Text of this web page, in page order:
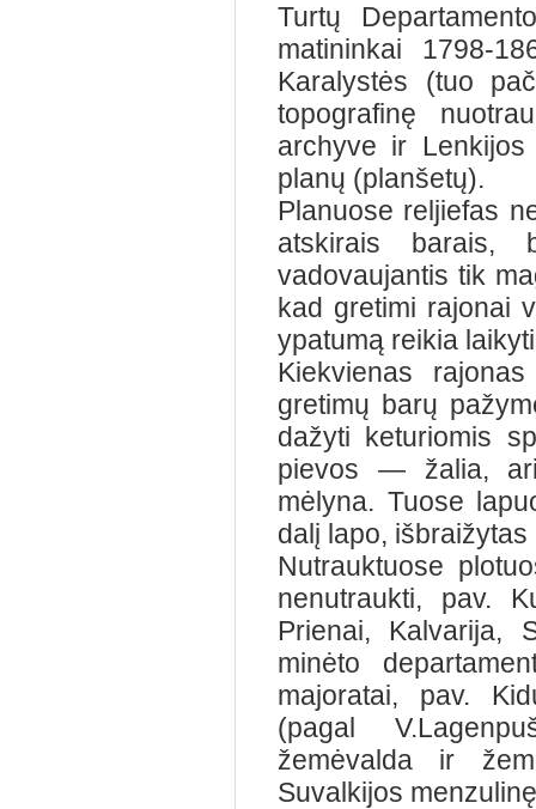
Turtų
matininkai 1798-
Karalystės (tuo
topografinę
archyve ir
planų (planšetų).
Planuose reljiefas
atskirais barais,
vadovaujantis tik
kad gretimi rajonai
ypatumą reikia
Kiekvienas
gretimų barų
dažyti keturiomis
pievos — žalia,
mėlyna. Tuose
dalį lapo,
Nutrauktuose
nenutraukti, pav.
Prienai, Kalvarija,
minėto
majoratai, pav.
(pagal
žemėvalda ir
Suvalkijos